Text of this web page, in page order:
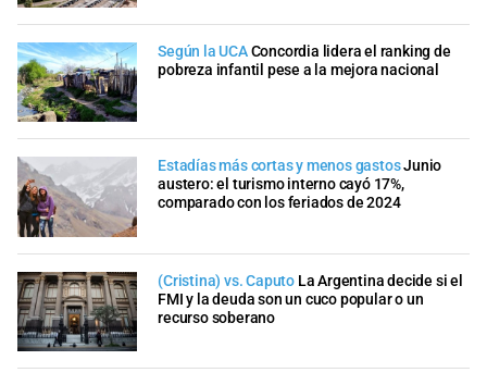
Según la UCAConcordia lidera el ranking de
pobreza infantil pese a la mejora nacional
Estadías más cortas y menos gastosJunio
austero: el turismo interno cayó 17%,
comparado con los feriados de 2024
(Cristina) vs. Caputo La Argentina decide si el
FMI y la deuda son un cuco popular o un
recurso soberano